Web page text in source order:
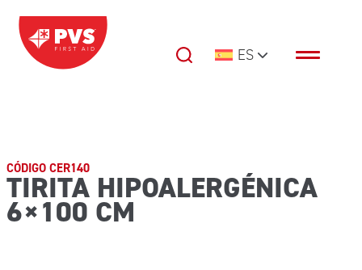
Saltar al contenido
Navegación principal ES
CÓDIGO CER140
TIRITA HIPOALERGÉNICA
6×100 CM